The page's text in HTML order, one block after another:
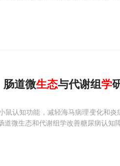
道微生态与代谢组学
鼠认知功能，减轻海马病理变化和
微生态和代谢组学改善糖尿病认知障